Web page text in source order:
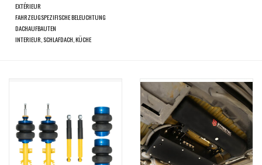
Classiques (VW T3, T4, Sprinter
T1N)
EXTÉRIEUR
FAHRZEUGSPEZIFISCHE BELEUCHTUNG
DACHAUFBAUTEN
INTERIEUR, SCHLAFDACH, KÜCHE